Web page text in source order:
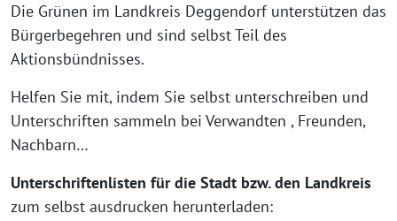
Die Grünen im Landkreis Deggendorf unterstützen das
Bürgerbegehren und sind selbst Teil des
Aktionsbündnisses.
Helfen Sie mit, indem Sie selbst unterschreiben und
Unterschriften sammeln bei Verwandten , Freunden,
Nachbarn…
Unterschriftenlisten für die Stadt bzw. den Landkreis
zum selbst ausdrucken herunterladen: